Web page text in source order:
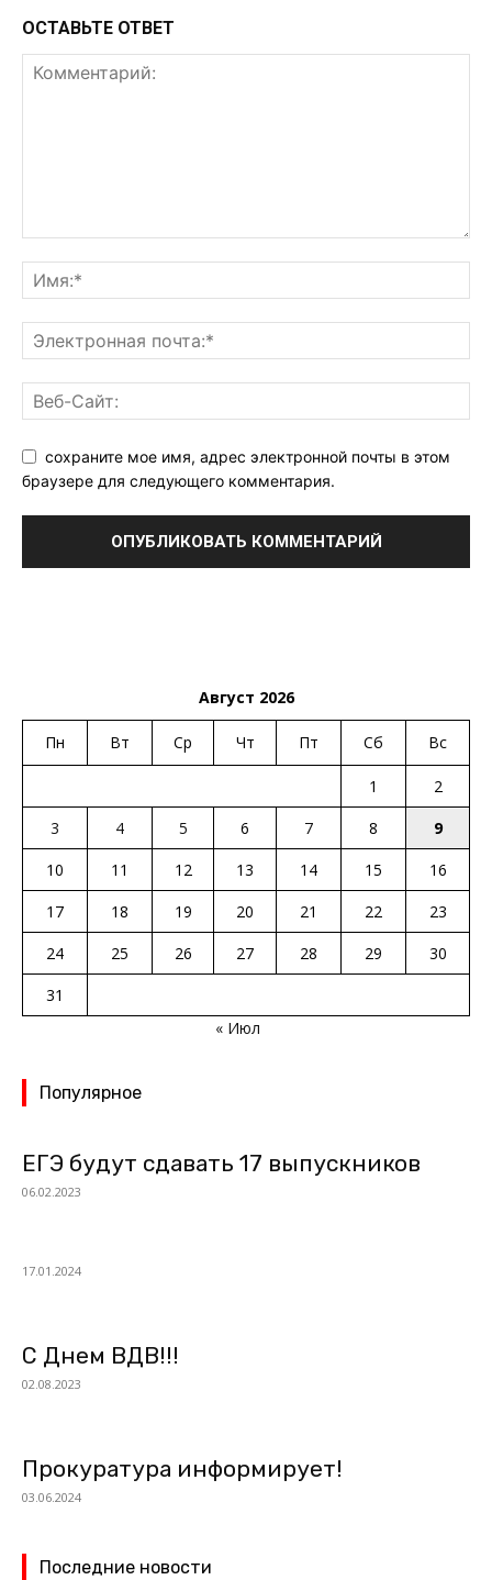
ОСТАВЬТЕ ОТВЕТ
сохраните мое имя, адрес электронной почты в этом
браузере для следующего комментария.
Август 2026
Пн Вт Ср Чт Пт Сб Вс
1
2
3
4 5 6 7 8
9
10
11 12 13 14 15
16
17
18 19 20 21 22
23
24
25 26 27 28 29
30
31
« Июл
Популярное
ЕГЭ будут сдавать 17 выпускников
06.02.2023
17.01.2024
С Днем ВДВ!!!
02.08.2023
Прокуратура информирует!
03.06.2024
Последние новости